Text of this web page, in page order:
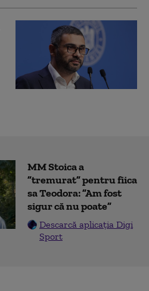
MM Stoica a
”tremurat” pentru fiica
sa Teodora: ”Am fost
sigur că nu poate”
Descarcă aplicația Digi
Sport